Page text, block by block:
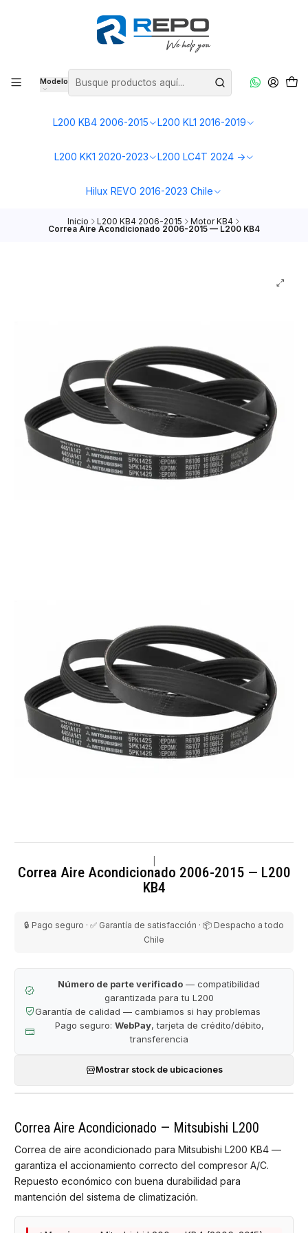
Modelo
L200 KB4 2006-2015 L200 KL1 2016-2019
L200 KK1 2020-2023 L200 LC4T 2024 ->
Hilux REVO 2016-2023 Chile
Inicio L200 KB4 2006-2015 Motor KB4
Correa Aire Acondicionado 2006-2015 — L200 KB4
Correa Aire Acondicionado 2006-2015 — L200
KB4
🔒 Pago seguro · ✅ Garantía de satisfacción · 📦 Despacho a todo
Chile
Número de parte verificado — compatibilidad
garantizada para tu L200
Garantía de calidad — cambiamos si hay problemas
Pago seguro: WebPay, tarjeta de crédito/débito,
transferencia
Mostrar stock de ubicaciones
Correa Aire Acondicionado — Mitsubishi L200
Correa de aire acondicionado para Mitsubishi L200 KB4 —
garantiza el accionamiento correcto del compresor A/C.
Repuesto económico con buena durabilidad para
mantención del sistema de climatización.